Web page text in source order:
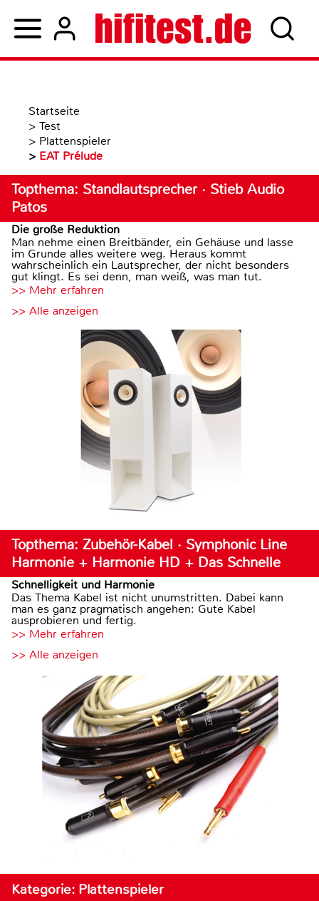
Startseite
> Test
> Plattenspieler
> EAT Prélude
Topthema: Standlautsprecher · Stieb Audio
Patos
Die große Reduktion
Man nehme einen Breitbänder, ein Gehäuse und lasse
im Grunde alles weitere weg. Heraus kommt
wahrscheinlich ein Lautsprecher, der nicht besonders
gut klingt. Es sei denn, man weiß, was man tut.
>> Mehr erfahren
>> Alle anzeigen
Topthema: Zubehör-Kabel · Symphonic Line
Harmonie + Harmonie HD + Das Schnelle
Schnelligkeit und Harmonie
Das Thema Kabel ist nicht unumstritten. Dabei kann
man es ganz pragmatisch angehen: Gute Kabel
ausprobieren und fertig.
>> Mehr erfahren
>> Alle anzeigen
Kategorie: Plattenspieler